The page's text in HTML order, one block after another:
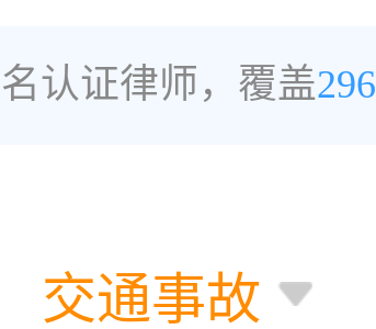
名认证律师，覆盖296
交通事故